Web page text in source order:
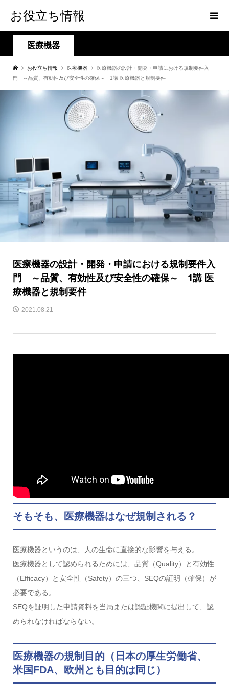
お役立ち情報
医療機器
お役立ち情報 医療機器
医療機器の設計・開発・申請における規制要件入
門 ～品質、有効性及び安全性の確保～ 1講 医療機器と規制要件
医療機器の設計・開発・申請における規制要件入
門 ～品質、有効性及び安全性の確保～ 1講 医
療機器と規制要件
2021.08.21
そもそも、医療機器はなぜ規制される？
医療機器というのは、人の生命に直接的な影響を与える。
医療機器として認められるためには、品質（Quality）と有効性
（Efficacy）と安全性（Safety）の三つ、SEQの証明（確保）が
必要である。
SEQを証明した申請資料を当局または認証機関に提出して、認
められなければならない。
医療機器の規制目的（日本の厚生労働省、
米国FDA、欧州とも目的は同じ）